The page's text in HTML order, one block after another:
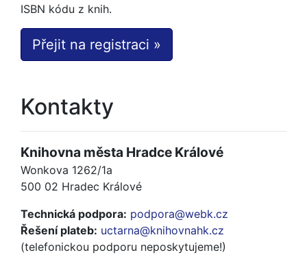
ISBN kódu z knih.
Přejit na registraci »
Kontakty
Knihovna města Hradce Králové
Wonkova 1262/1a
500 02 Hradec Králové
Technická podpora: podpora@webk.cz
Řešení plateb: uctarna@knihovnahk.cz
(telefonickou podporu neposkytujeme!)